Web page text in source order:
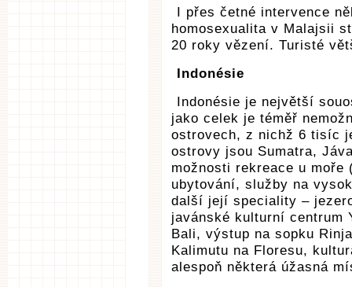
I přes četné intervence
homosexualita v Malajsii
20 roky vězení. Turisté
Indonésie
Indonésie je největší
jako celek je téměř
ostrovech, z nichž 6 tisíc
ostrovy jsou Sumatra,
možnosti rekreace u
ubytování, služby na
další její speciality –
javánské kulturní centrum
Bali, výstup na sopku
Kalimutu na Floresu,
alespoň některá úžasná